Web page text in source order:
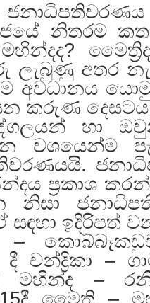
නිතරම
ලැබුණු අතර
අවධානය
කරුණ
හා
වශයෙන්ම
ප්‍රකාශ
නිසා
සඳහා ඉදිරිපත්
–
දී චන්ද්‍රිකා –
මහින්ද –
මෛත්‍රි –